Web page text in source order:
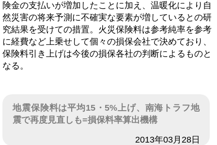
険金の支払いが増加したことに加え、温暖化により自
然災害の将来予測に不確実な要素が増しているとの研
究結果を受けての措置。火災保険料は参考純率を参考
に経費など上乗せして個々の損保会社で決めており、
保険料引き上げは今後の損保各社の判断によるものと
なる。
地震保険料は平均15・5%上げ、南海トラフ地
震で再度見直しも=損保料率算出機構
2013年03月28日